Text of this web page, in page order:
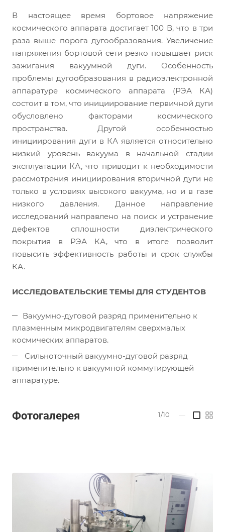
В настоящее время бортовое напряжение
космического аппарата достигает 100 В, что в три
раза выше порога дугообразования. Увеличение
напряжения бортовой сети резко повышает риск
зажигания вакуумной дуги. Особенность
проблемы дугообразования в радиоэлектронной
аппаратуре космического аппарата (РЭА КА)
состоит в том, что инициирование первичной дуги
обусловлено факторами космического
пространства. Другой особенностью
инициирования дуги в КА является относительно
низкий уровень вакуума в начальной стадии
эксплуатации КА, что приводит к необходимости
рассмотрения инициирования вторичной дуги не
только в условиях высокого вакуума, но и в газе
низкого давления. Данное направление
исследований направлено на поиск и устранение
дефектов сплошности диэлектрического
покрытия в РЭА КА, что в итоге позволит
повысить эффективность работы и срок службы
КА.
ИССЛЕДОВАТЕЛЬСКИЕ ТЕМЫ ДЛЯ СТУДЕНТОВ
Вакуумно-дуговой разряд применительно к
плазменным микродвигателям сверхмалых
космических аппаратов.
Сильноточный вакуумно-дуговой разряд
применительно к вакуумной коммутирующей
аппаратуре.
Фотогалерея 1/10 —